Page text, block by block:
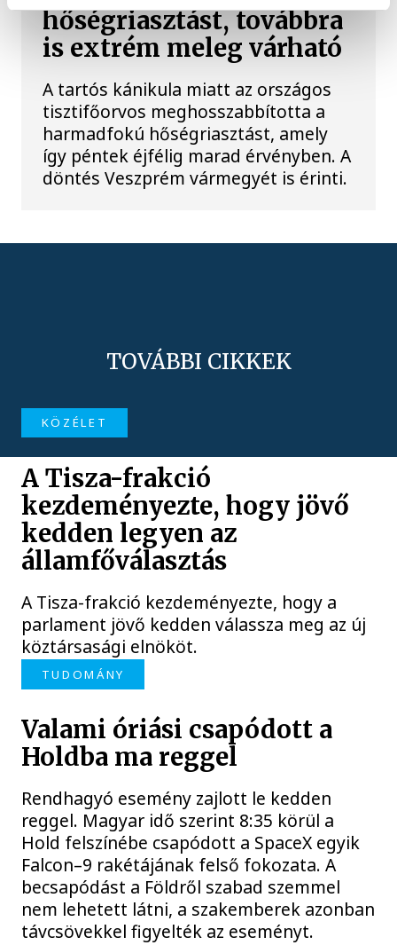
hőségriasztást, továbbra
is extrém meleg várható
A tartós kánikula miatt az országos
tisztifőorvos meghosszabbította a
harmadfokú hőségriasztást, amely
így péntek éjfélig marad érvényben. A
döntés Veszprém vármegyét is érinti.
TOVÁBBI CIKKEK
KÖZÉLET
A Tisza-frakció
kezdeményezte, hogy jövő
kedden legyen az
államfőválasztás
A Tisza-frakció kezdeményezte, hogy a
parlament jövő kedden válassza meg az új
köztársasági elnököt.
TUDOMÁNY
Valami óriási csapódott a
Holdba ma reggel
Rendhagyó esemény zajlott le kedden
reggel. Magyar idő szerint 8:35 körül a
Hold felszínébe csapódott a SpaceX egyik
Falcon–9 rakétájának felső fokozata. A
becsapódást a Földről szabad szemmel
nem lehetett látni, a szakemberek azonban
távcsövekkel figyelték az eseményt.